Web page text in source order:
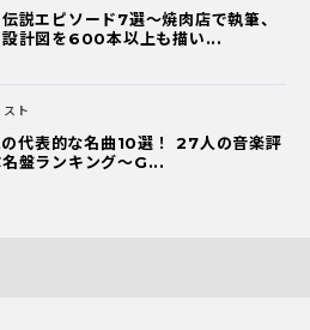
説エピソード7選〜焼肉店で執筆、
設計図を600本以上も描い...
スト
代表的な名曲10選！ 27人の音楽評
盤ランキング〜G...